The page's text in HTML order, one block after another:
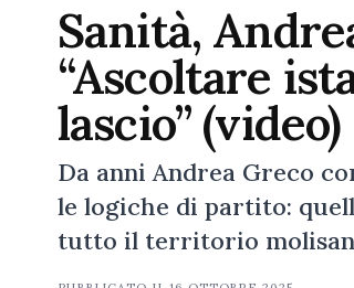
Sanità,
“Ascoltare
lascio” (video)
Da anni Andrea Greco
le logiche di partito:
tutto il territorio